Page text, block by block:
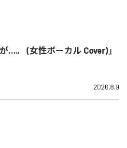
…。 (女性ボーカル Cover)」
2026.8.9